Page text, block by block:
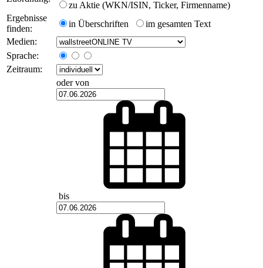
zu Aktie (WKN/ISIN, Ticker, Firmenname)
Ergebnisse
finden:
in Überschriften
im gesamten Text
Medien:
Sprache:
Zeitraum:
oder von
bis